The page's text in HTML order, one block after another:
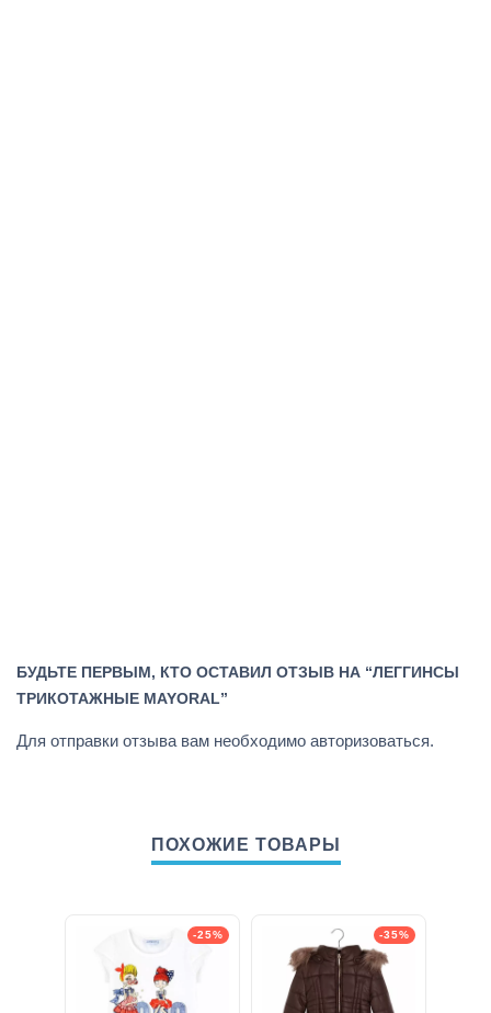
БУДЬТЕ ПЕРВЫМ, КТО ОСТАВИЛ ОТЗЫВ НА “ЛЕГГИНСЫ
ТРИКОТАЖНЫЕ MAYORAL”
Для отправки отзыва вам необходимо авторизоваться.
ПОХОЖИЕ ТОВАРЫ
-25% -35%